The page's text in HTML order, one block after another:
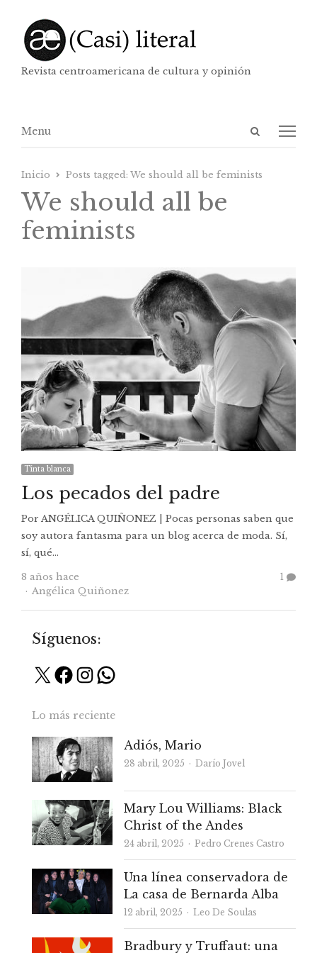
Revista centroamericana de cultura y opinión
Abrir
Menú
Menu
Inicio Posts tagged: We should all be feminists
We should all be
feminists
Tinta blanca
Los pecados del padre
Por ANGÉLICA QUIÑONEZ | Pocas personas saben que
soy autora fantasma para un blog acerca de moda. Sí,
sí, qué…
8 años hace
Autor
Angélica Quiñonez
1
Síguenos:
X Facebook
Instagram
WhatsApp
Lo más reciente
Adiós, Mario
28 abril, 2025 Autor
Darío Jovel
Mary Lou Williams: Black
Christ of the Andes
24 abril, 2025 Autor
Pedro Crenes Castro
Una línea conservadora de
La casa de Bernarda Alba
12 abril, 2025 Autor
Leo De Soulas
Bradbury y Truffaut: una